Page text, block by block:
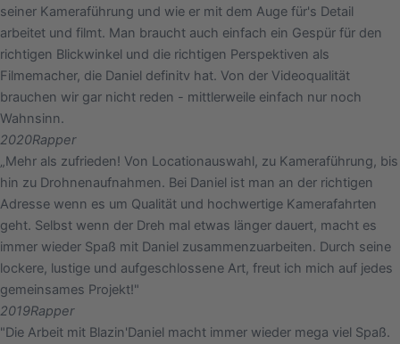
seiner Kameraführung und wie er mit dem Auge für's Detail
arbeitet und filmt. Man braucht auch einfach ein Gespür für den
richtigen Blickwinkel und die richtigen Perspektiven als
Filmemacher, die Daniel definitv hat. Von der Videoqualität
brauchen wir gar nicht reden - mittlerweile einfach nur noch
Wahnsinn.
2020Rapper
„Mehr als zufrieden! Von Locationauswahl, zu Kameraführung, bis
hin zu Drohnenaufnahmen. Bei Daniel ist man an der richtigen
Adresse wenn es um Qualität und hochwertige Kamerafahrten
geht. Selbst wenn der Dreh mal etwas länger dauert, macht es
immer wieder Spaß mit Daniel zusammenzuarbeiten. Durch seine
lockere, lustige und aufgeschlossene Art, freut ich mich auf jedes
gemeinsames Projekt!"
2019Rapper
"Die Arbeit mit Blazin'Daniel macht immer wieder mega viel Spaß.